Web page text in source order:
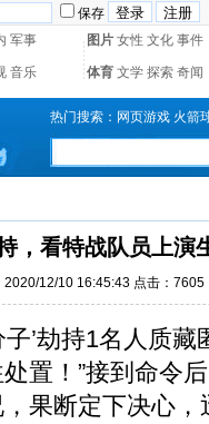
保存
军事 图片 女性 文化 事件
音乐 体育 文学 探索 奇闻
热门搜索： 网页游戏 火箭
，看特战队员上演
2020/12/10 16:45:43 点击：7605
子’劫持1名人质
置！”接到命令
果断定下决心